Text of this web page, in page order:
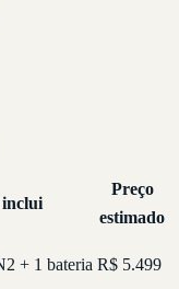
inclui
Preço
estimado
+ 1 bateria R$ 5.499